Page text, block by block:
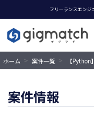
フリーランスエン
ホーム > 案件一覧 >
【
案件情報